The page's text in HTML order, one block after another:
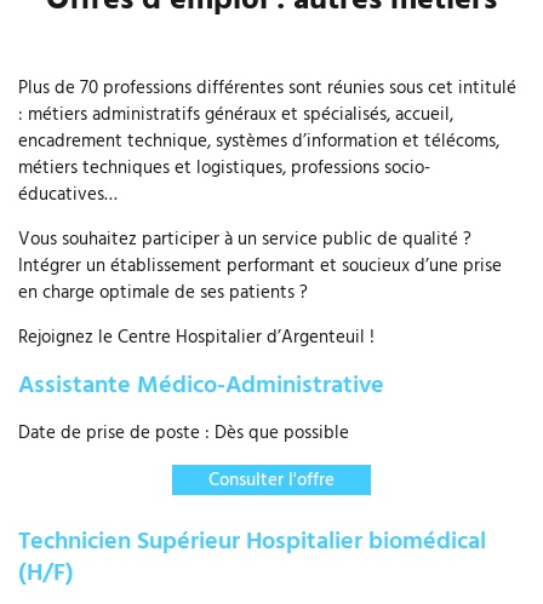
Plus de 70 professions différentes sont réunies sous cet intitulé
: métiers administratifs généraux et spécialisés, accueil,
encadrement technique, systèmes d’information et télécoms,
métiers techniques et logistiques, professions socio-
éducatives…
Vous souhaitez participer à un service public de qualité ?
Intégrer un établissement performant et soucieux d’une prise
en charge optimale de ses patients ?
Rejoignez le Centre Hospitalier d’Argenteuil !
Assistante Médico-Administrative
Date de prise de poste : Dès que possible
Consulter l'offre
Technicien Supérieur Hospitalier biomédical
(H/F)